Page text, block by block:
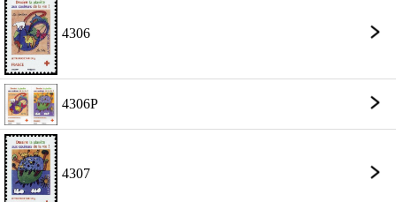
4306
4306P
4307